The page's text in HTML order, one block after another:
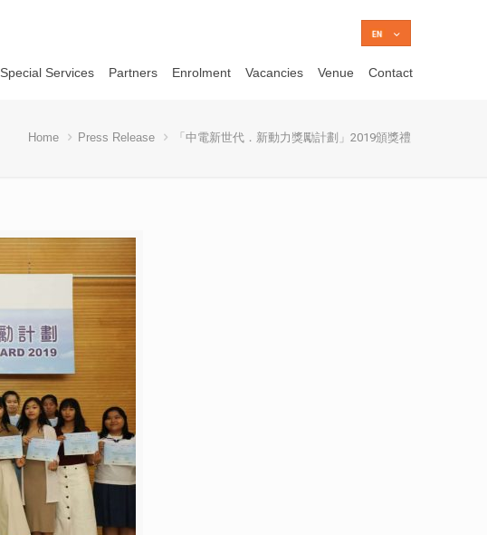
Special Services Partners Enrolment Vacancies Venue Contact
Home Press Release 「中電新世代．新動力獎勵計劃」2019頒獎禮